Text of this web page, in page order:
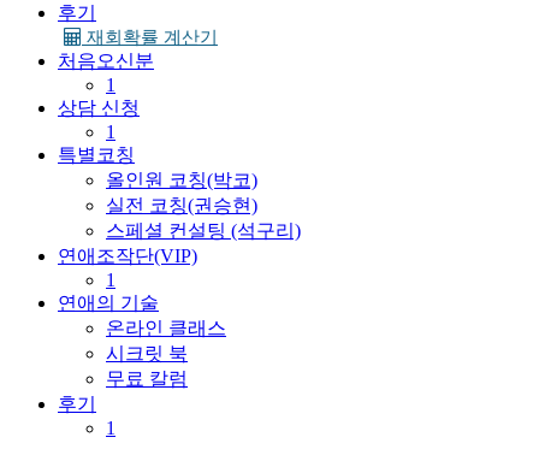
후기
재회확률 계산기
처음오신분
1
상담 신청
1
특별코칭
올인원 코칭(박코)
실전 코칭(권승현)
스페셜 컨설팅 (석구리)
연애조작단(VIP)
1
연애의 기술
온라인 클래스
시크릿 북
무료 칼럼
후기
1